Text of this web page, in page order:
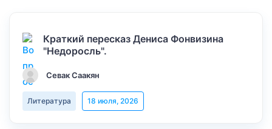
Краткий пересказ Дениса Фонвизина
"Недоросль".
Севак Саакян
Литература 18 июля, 2026